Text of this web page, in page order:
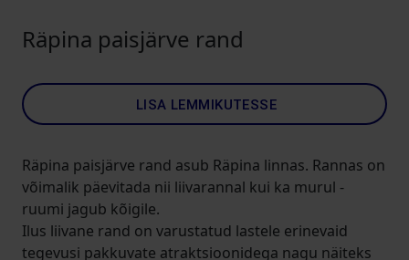
Räpina paisjärve rand
LISA LEMMIKUTESSE
Räpina paisjärve rand asub Räpina linnas. Rannas on
võimalik päevitada nii liivarannal kui ka murul -
ruumi jagub kõigile.
Ilus liivane rand on varustatud lastele erinevaid
tegevusi pakkuvate atraktsioonidega nagu näiteks